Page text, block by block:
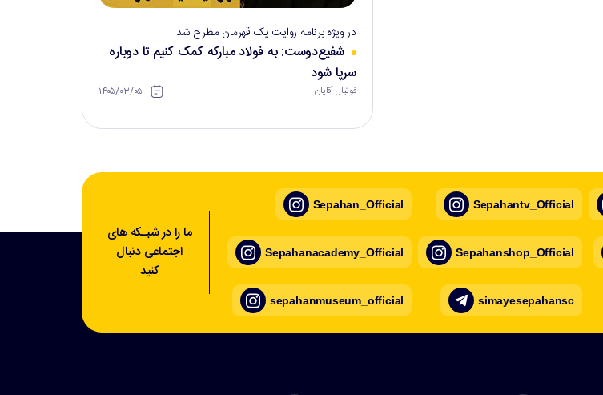
در ویژه برنامه روایت یک قهرمان مطرح شد
شفیع‌دوست: به فولاد مبارکه کمک کنیم تا دوباره
سرپا شود
فوتبال آقایان ۱۴۰۵/۰۳/۰۵
ما را در شبـکه های
اجتماعی دنبال
کنید
Sepahan_Official
Sepahanacademy_Official
sepahanmuseum_official
Sepahantv_Official
Sepahanshop_Official
simayesepahansc